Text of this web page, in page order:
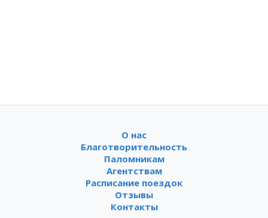
О нас
Благотворительность
Паломникам
Агентствам
Расписание поездок
Отзывы
Контакты